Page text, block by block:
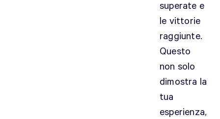
superate e
le vittorie
raggiunte.
Questo
non solo
dimostra la
tua
esperienza,